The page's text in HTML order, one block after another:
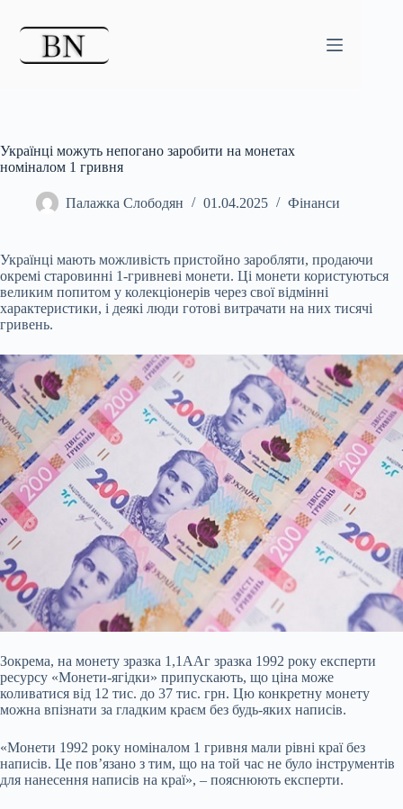
Українці можуть непогано заробити на монетах
номіналом 1 гривня
Палажка Слободян 01.04.2025 Фінанси
Українці мають можливість пристойно заробляти, продаючи
окремі старовинні 1-гривневі монети. Ці монети користуються
великим попитом у колекціонерів через свої відмінні
характеристики, і деякі люди готові витрачати на них тисячі
гривень.
Зокрема, на монету зразка 1,1ААг зразка 1992 року експерти
ресурсу «Монети-ягідки» припускають, що ціна може
коливатися від 12 тис. до 37 тис. грн. Цю конкретну монету
можна впізнати за гладким краєм без будь-яких написів.
«Монети 1992 року номіналом 1 гривня мали рівні краї без
написів. Це пов’язано з тим, що на той час не було інструментів
для нанесення написів на краї», – пояснюють експерти.